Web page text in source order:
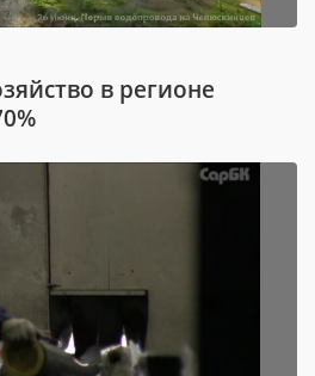
в регионе